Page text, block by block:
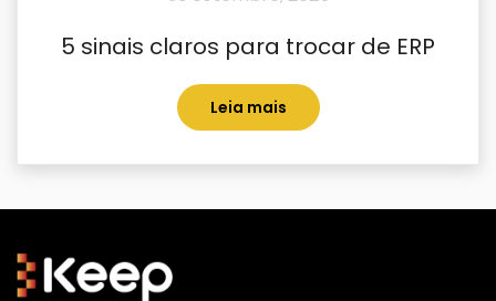
5 sinais claros para trocar de ERP
Leia mais